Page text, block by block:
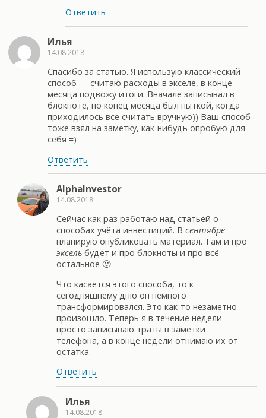
Ответить
Илья
14.08.2018
Спасибо за статью. Я использую классический
способ — считаю расходы в экселе, в конце
месяца подвожу итоги. Вначале записывал в
блокноте, но конец месяца был пыткой, когда
приходилось все считать вручную)) Ваш способ
тоже взял на заметку, как-нибудь опробую для
себя =)
Ответить
AlphaInvestor
14.08.2018
Сейчас как раз работаю над статьёй о
способах учёта инвестиций. В сентябре
планирую опубликовать материал. Там и про
эксель будет и про блокноты и про всё
остальное 🙂
Что касается этого способа, то к
сегодняшнему дню он немного
трансформировался. Это как-то незаметно
произошло. Теперь я в течение недели
просто записываю траты в заметки
телефона, а в конце недели отнимаю их от
остатка.
Ответить
Илья
14.08.2018